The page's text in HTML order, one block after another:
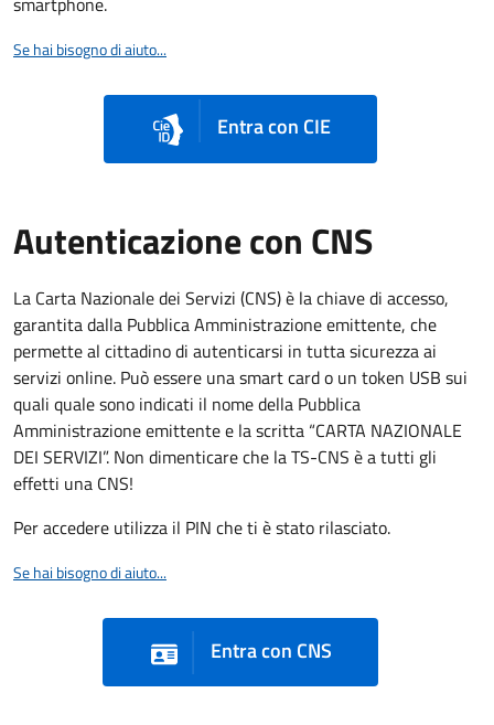
Se hai bisogno di aiuto...
Entra con CIE
Autenticazione con CNS
La Carta Nazionale dei Servizi (CNS) è la chiave di accesso,
garantita dalla Pubblica Amministrazione emittente, che
permette al cittadino di autenticarsi in tutta sicurezza ai
servizi online. Può essere una smart card o un token USB sui
quali quale sono indicati il nome della Pubblica
Amministrazione emittente e la scritta “CARTA NAZIONALE
DEI SERVIZI”. Non dimenticare che la TS-CNS è a tutti gli
effetti una CNS!
Per accedere utilizza il PIN che ti è stato rilasciato.
Se hai bisogno di aiuto...
Entra con CNS